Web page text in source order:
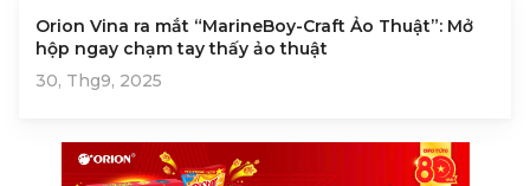
Orion Vina ra mắt “MarineBoy-Craft Ảo Thuật”: Mở
hộp ngay chạm tay thấy ảo thuật
30, Thg9, 2025